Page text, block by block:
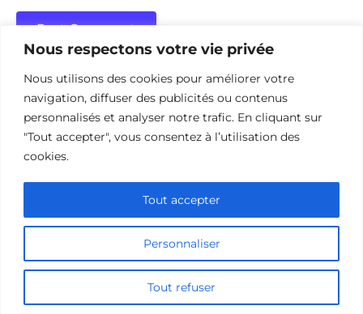
Nous respectons votre vie privée
Nous utilisons des cookies pour améliorer votre
navigation, diffuser des publicités ou contenus
personnalisés et analyser notre trafic. En cliquant sur
"Tout accepter", vous consentez à l’utilisation des
cookies.
Personnaliser
Tout refuser
Tout accepter
Politique de confidentialité
Politique d’utilisation des cookies
© 2026 cinehorizon.com